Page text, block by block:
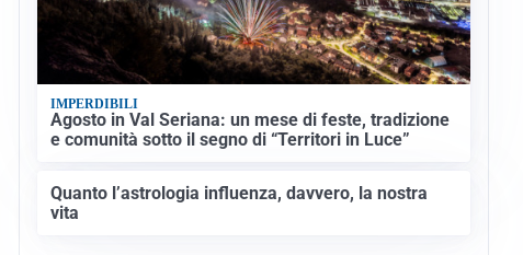
IMPERDIBILI
Agosto in Val Seriana: un mese di feste, tradizione
e comunità sotto il segno di “Territori in Luce”
Quanto l’astrologia influenza, davvero, la nostra
vita